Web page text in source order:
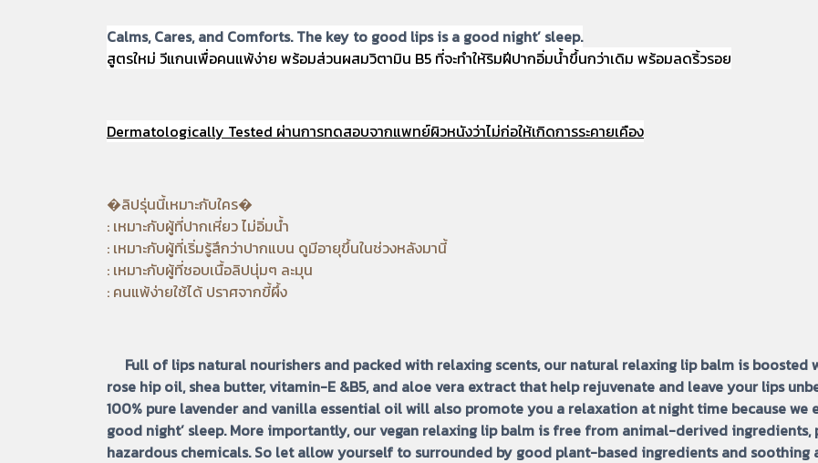
Calms, Cares, and Comforts. The key to good lips is a good night’ sleep.
สูตรใหม่ วีแกนเพื่อคนแพ้ง่าย พร้อมส่วนผสมวิตามิน B5 ที่จะทำให้ริมฝีปากอิ่มน้ำขึ้นกว่าเดิม พร้อมลดริ้วรอย
Dermatologically Tested ผ่านการทดสอบจากแพทย์ผิวหนังว่าไม่ก่อให้เกิดการระคายเคือง
�ลิปรุ่นนี้เหมาะกับใคร�
: เหมาะกับผู้ที่ปากเหี่ยว ไม่อิ่มน้ำ
: เหมาะกับผู้ที่เริ่มรู้สึกว่าปากแบน ดูมีอายุขึ้นในช่วงหลังมานี้
: เหมาะกับผู้ที่ชอบเนื้อลิปนุ่มๆ ละมุน
: คนแพ้ง่ายใช้ได้ ปราศจากขี้ผึ้ง
Full of lips natural nourishers and packed with relaxing scents, our natural relaxing lip balm is boosted
rose hip oil, shea butter, vitamin-E &B5, and aloe vera extract that help rejuvenate and leave your lips
100% pure lavender and vanilla essential oil will also promote you a relaxation at night time because
good night’ sleep. More importantly, our vegan relaxing lip balm is free from animal-derived
hazardous chemicals. So let allow yourself to surrounded by good plant-based ingredients and soothing